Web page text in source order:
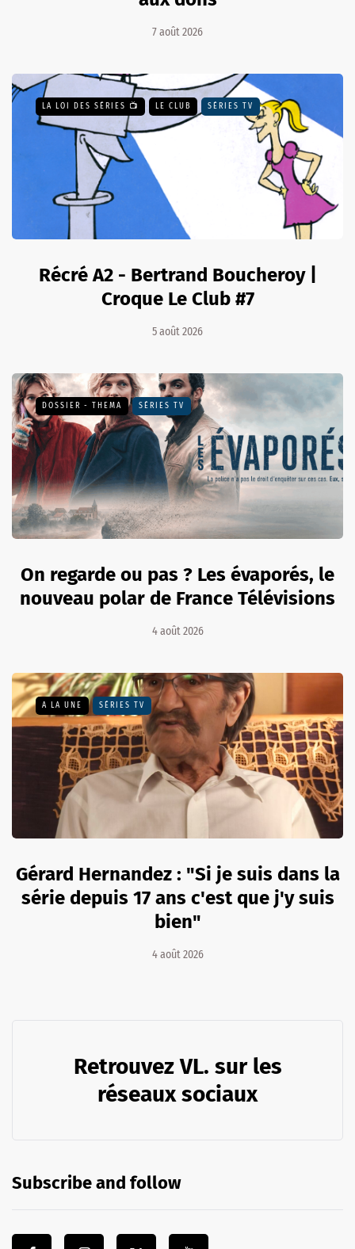
7 août 2026
LA LOI DES SÉRIES 📺 LE CLUB SÉRIES TV
Récré A2 - Bertrand Boucheroy |
Croque Le Club #7
5 août 2026
DOSSIER - THEMA SÉRIES TV
On regarde ou pas ? Les évaporés, le
nouveau polar de France Télévisions
4 août 2026
A LA UNE SÉRIES TV
Gérard Hernandez : "Si je suis dans la
série depuis 17 ans c'est que j'y suis
bien"
4 août 2026
Retrouvez VL. sur les
réseaux sociaux
Subscribe and follow